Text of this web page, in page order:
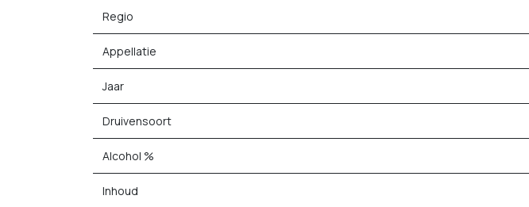
Regio
Appellatie
Jaar
Druivensoort
Alcohol %
Inhoud